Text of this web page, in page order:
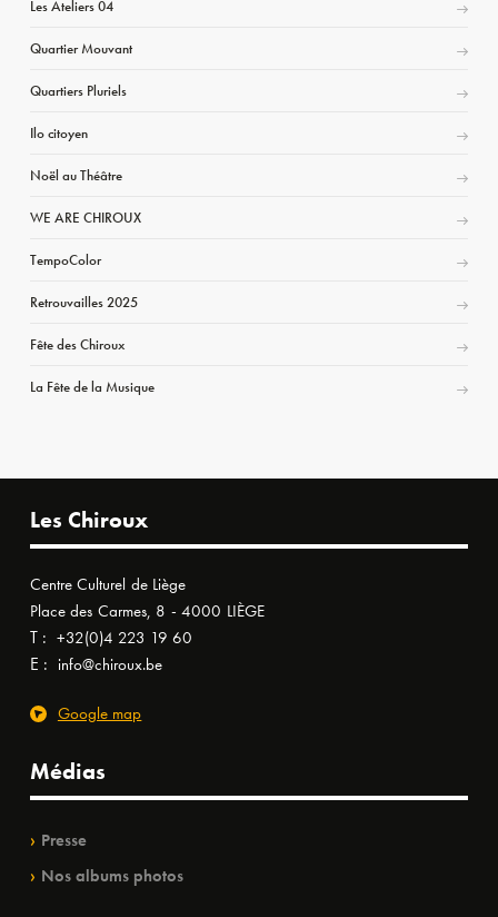
Les Ateliers 04
Quartier Mouvant
Quartiers Pluriels
Ilo citoyen
Noël au Théâtre
WE ARE CHIROUX
TempoColor
Retrouvailles 2025
Fête des Chiroux
La Fête de la Musique
Les Chiroux
Centre Culturel de Liège
Place des Carmes, 8 - 4000 LIÈGE
T : +32(0)4 223 19 60
E : info@chiroux.be
Google map
Médias
Presse
Nos albums photos